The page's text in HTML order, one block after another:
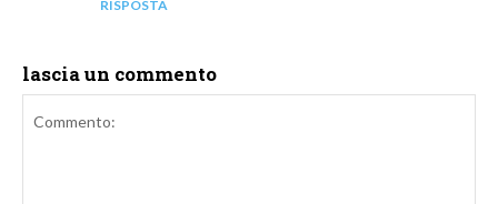
RISPOSTA
lascia un commento